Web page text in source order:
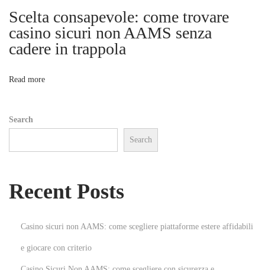
i
o
n
e
o
-
Scelta consapevole: come trovare
casino sicuri non AAMS senza
cadere in trappola
Read more
Search
Search
Recent Posts
Casino sicuri non AAMS: come scegliere piattaforme estere affidabili
e giocare con criterio